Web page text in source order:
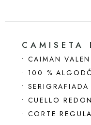
CAMISETA
• CAIMAN
• 100 %
•
• CUELLO
• CORTE